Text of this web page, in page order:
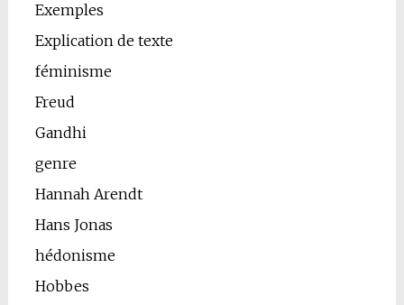
Exemples
Explication de texte
féminisme
Freud
Gandhi
genre
Hannah Arendt
Hans Jonas
hédonisme
Hobbes